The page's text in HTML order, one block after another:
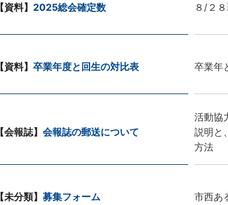
【資料】 2025総会確定数 ８/２
【資料】 卒業年度と回生の対比表 卒業年
【会報誌】 会報誌の郵送について
活動協
説明と
方法
【未分類】 募集フォーム 市西あ